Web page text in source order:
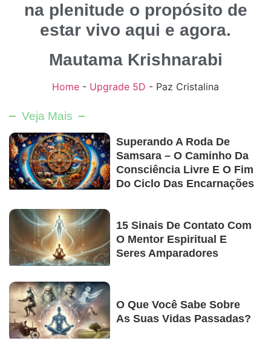
na plenitude o propósito de
estar vivo aqui e agora.
Mautama Krishnarabi
Home - Upgrade 5D - Paz Cristalina
Veja Mais
Superando A Roda De
Samsara – O Caminho Da
Consciência Livre E O Fim
Do Ciclo Das Encarnações
15 Sinais De Contato Com
O Mentor Espiritual E
Seres Amparadores
O Que Você Sabe Sobre
As Suas Vidas Passadas?